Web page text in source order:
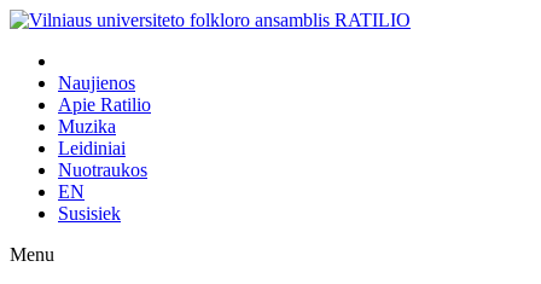
Naujienos
Apie Ratilio
Muzika
Leidiniai
Nuotraukos
EN
Susisiek
Menu